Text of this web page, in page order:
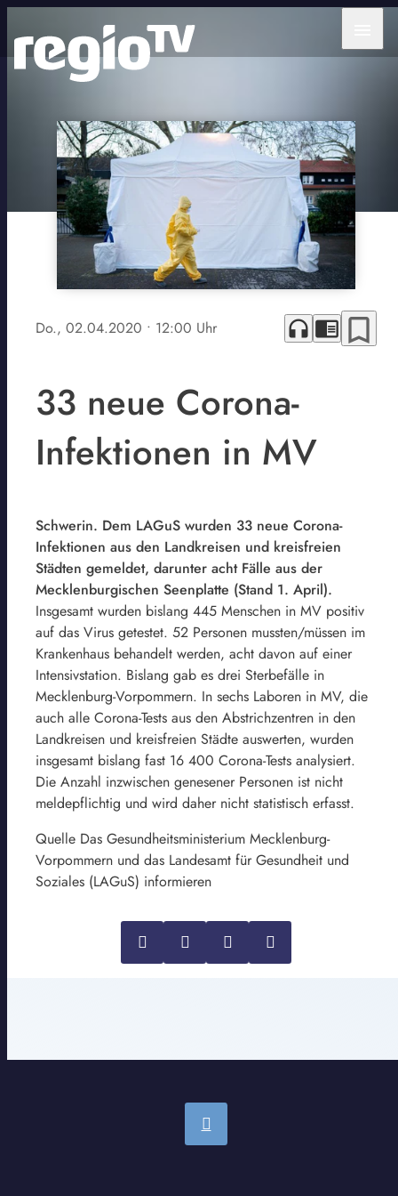
Do., 02.04.2020 • 12:00 Uhr headphones chrome_reader_mode bookmark_border
33 neue Corona-
Infektionen in MV
Schwerin. Dem LAGuS wurden 33 neue Corona-
Infektionen aus den Landkreisen und kreisfreien
Städten gemeldet, darunter acht Fälle aus der
Mecklenburgischen Seenplatte (Stand 1. April).
Insgesamt wurden bislang 445 Menschen in MV positiv
auf das Virus getestet. 52 Personen mussten/müssen im
Krankenhaus behandelt werden, acht davon auf einer
Intensivstation. Bislang gab es drei Sterbefälle in
Mecklenburg-Vorpommern. In sechs Laboren in MV, die
auch alle Corona-Tests aus den Abstrichzentren in den
Landkreisen und kreisfreien Städte auswerten, wurden
insgesamt bislang fast 16 400 Corona-Tests analysiert.
Die Anzahl inzwischen genesener Personen ist nicht
meldepflichtig und wird daher nicht statistisch erfasst.
Quelle Das Gesundheitsministerium Mecklenburg-
Vorpommern und das Landesamt für Gesundheit und
Soziales (LAGuS) informieren